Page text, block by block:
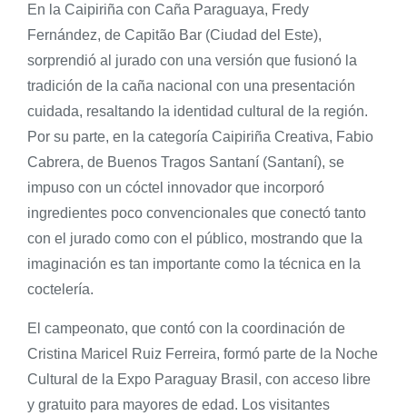
En la Caipiriña con Caña Paraguaya, Fredy
Fernández, de Capitão Bar (Ciudad del Este),
sorprendió al jurado con una versión que fusionó la
tradición de la caña nacional con una presentación
cuidada, resaltando la identidad cultural de la región.
Por su parte, en la categoría Caipiriña Creativa, Fabio
Cabrera, de Buenos Tragos Santaní (Santaní), se
impuso con un cóctel innovador que incorporó
ingredientes poco convencionales que conectó tanto
con el jurado como con el público, mostrando que la
imaginación es tan importante como la técnica en la
coctelería.
El campeonato, que contó con la coordinación de
Cristina Maricel Ruiz Ferreira, formó parte de la Noche
Cultural de la Expo Paraguay Brasil, con acceso libre
y gratuito para mayores de edad. Los visitantes